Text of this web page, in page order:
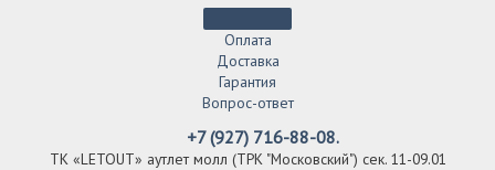
Оплата
Доставка
Гарантия
Вопрос-ответ
+7 (927) 716-88-08.
ТК «LETOUT» аутлет молл (ТРК "Московский") сек. 11-09.01